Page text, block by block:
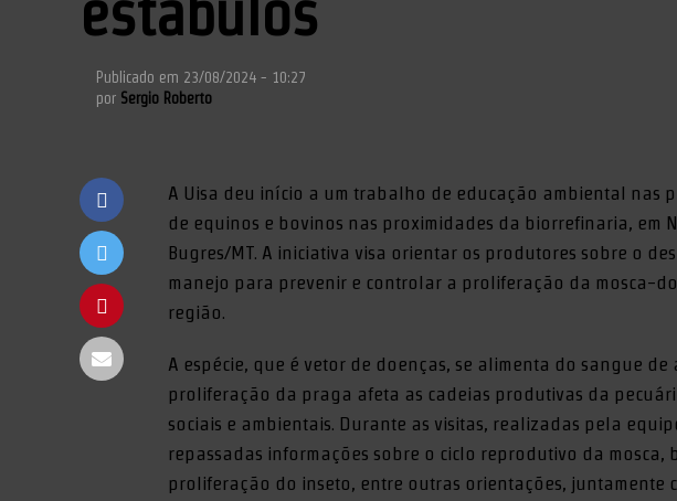
estábulos
Publicado em 23/08/2024 - 10:27
por Sergio Roberto
A Uisa deu início a um trabalho de educação ambiental nas
de equinos e bovinos nas proximidades da biorrefinaria, em
Bugres/MT. A iniciativa visa orientar os produtores sobre o
manejo para prevenir e controlar a proliferação da mosca-
região.
A espécie, que é vetor de doenças, se alimenta do sangue de
proliferação da praga afeta as cadeias produtivas da
sociais e ambientais. Durante as visitas, realizadas pela
repassadas informações sobre o ciclo reprodutivo da mosca,
proliferação do inseto, entre outras orientações, juntamente